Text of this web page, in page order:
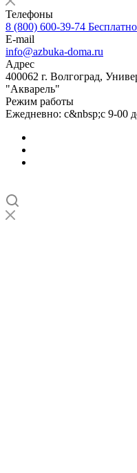
Телефоны
8 (800) 600-39-74 Бесплатно
E-mail
info@azbuka-doma.ru
Адрес
400062 г. Волгоград,
"Акварель"
Режим работы
Ежедневно: с&nbsp;с 9-00